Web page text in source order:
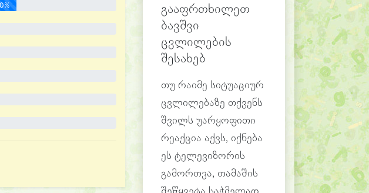
გააფრთხილეთ
ბავშვი
ცვლილების
შესახებ
თუ რაიმე სიტუაციურ
ცვლილებაზე თქვენს
შვილს უარყოფითი
რეაქცია აქვს, იქნება
ეს ტელევიზორის
გამორთვა, თამაშის